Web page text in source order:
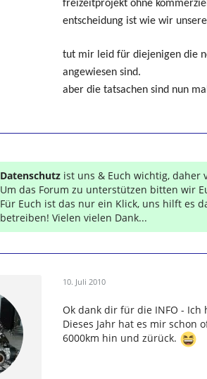
freizeitprojekt ohne
entscheidung ist wie wir
tut mir leid für diejenigen die
angewiesen sind.
aber die tatsachen sind nun
Datenschutz ist uns & Euch wichtig, daher
Um das Forum zu unterstützen bitten wir
Für Euch ist das nur ein Klick, uns hilft es
betreiben! Vielen vielen Dank...
10. Juli 2010
Ok dank dir für die INFO - Ich
Dieses Jahr hat es mir schon
6000km hin und zürück.